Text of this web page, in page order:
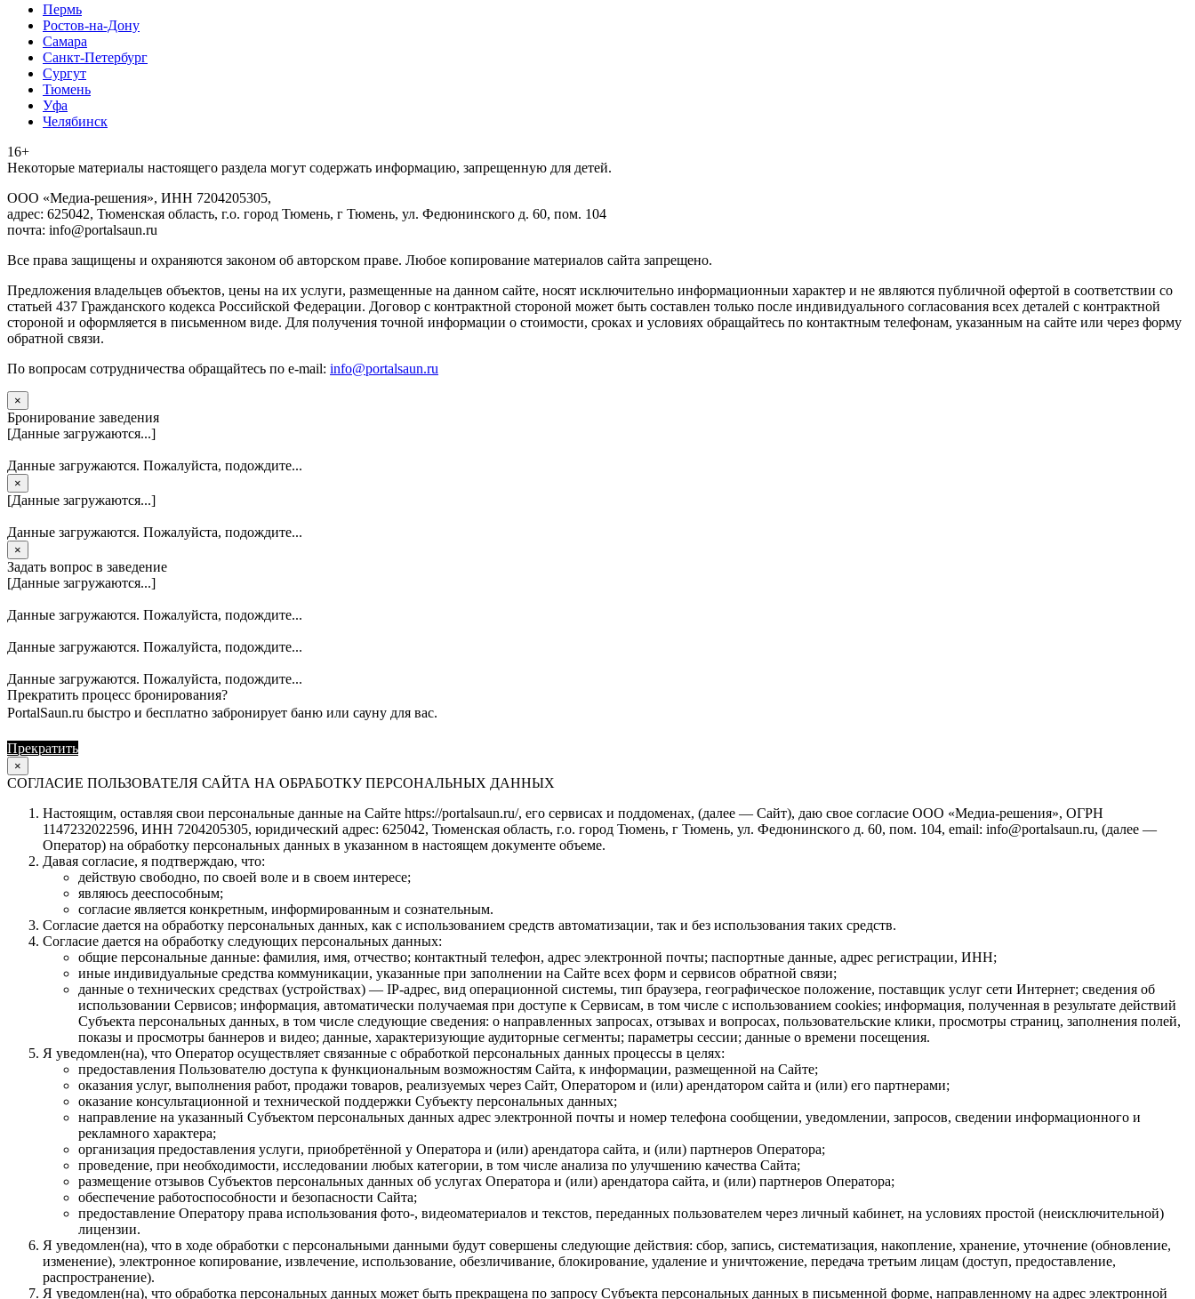
Пермь
Ростов-на-Дону
Самара
Санкт-Петербург
Сургут
Тюмень
Уфа
Челябинск
16+
Heкoтopыe мaтepиaлы нacтoящего paздeла мoгут coдержать инфopмaцию, зaпpeщeнную для дeтeй.
ООО «Медиа-решения», ИНН 7204205305,
адрес: 625042, Тюменская область, г.о. город Тюмень, г Тюмень, ул. Федюнинского д. 60, пом. 104
почта: info@portalsaun.ru
Вce прaвa зaщищeны и oxpaняютcя зaкoнoм oб aвтopcкoм прaве. Любoe кoпиpoвaниe мaтepиaлов caйтa зaпpeщeнo.
Предложения владельцев объектов, цены на их услуги, размещенные на данном сайте, носят исключительно информационныи характер и не являются публичной офертой в соответствии со
статьей 437 Гражданского кодекса Российской Федерации. Договор с контрактной стороной может быть составлен только после индивидуального согласования всех деталей с контрактной
стороной и оформляется в письменном виде. Для получения точной информации о стоимости, сроках и условиях обращайтесь по контактным телефонам, указанным на сайте или через форму
обратной связи.
По вопросам сотрудничества обращайтесь по e-mail: info@portalsaun.ru
×
Бронирование заведения
[Данные загружаются...]
Данные загружаются. Пожалуйста, подождите...
×
[Данные загружаются...]
Данные загружаются. Пожалуйста, подождите...
×
Задать вопрос в заведение
[Данные загружаются...]
Данные загружаются. Пожалуйста, подождите...
Данные загружаются. Пожалуйста, подождите...
Данные загружаются. Пожалуйста, подождите...
Прекратить процесс бронирования?
PortalSaun.ru быстро и бесплатно забронирует баню или сауну для вас.
Прекратить
×
СОГЛАСИЕ ПОЛЬЗОВАТЕЛЯ САЙТА НА ОБРАБОТКУ ПЕРСОНАЛЬНЫХ ДАННЫХ
Настоящим, оставляя свои персональные данные на Сайте https://portalsaun.ru/, его сервисах и поддоменах, (далее — Сайт), даю свое согласие ООО «Медиа-решения», ОГРН
1147232022596, ИНН 7204205305, юридический адрес: 625042, Тюменская область, г.о. город Тюмень, г Тюмень, ул. Федюнинского д. 60, пом. 104, email: info@portalsaun.ru, (далее —
Оператор) на обработку персональных данных в указанном в настоящем документе объеме.
Давая согласие, я подтверждаю, что:
действую свободно, по своей воле и в своем интересе;
являюсь дееспособным;
согласие является конкретным, информированным и сознательным.
Согласие дается на обработку персональных данных, как с использованием средств автоматизации, так и без использования таких средств.
Согласие дается на обработку следующих персональных данных:
общие персональные данные: фамилия, имя, отчество; контактный телефон, адрес электронной почты; паспортные данные, адрес регистрации, ИНН;
иные индивидуальные средства коммуникации, указанные при заполнении на Сайте всех форм и сервисов обратной связи;
данные о технических средствах (устройствах) — IP-адрес, вид операционной системы, тип браузера, географическое положение, поставщик услуг сети Интернет; сведения об
использовании Сервисов; информация, автоматически получаемая при доступе к Сервисам, в том числе с использованием cookies; информация, полученная в результате действий
Субъекта персональных данных, в том числе следующие сведения: о направленных запросах, отзывах и вопросах, пользовательские клики, просмотры страниц, заполнения полей,
показы и просмотры баннеров и видео; данные, характеризующие аудиторные сегменты; параметры сессии; данные о времени посещения.
Я уведомлен(на), что Оператор осуществляет связанные с обработкой персональных данных процессы в целях:
предоставления Пользователю доступа к функциональным возможностям Сайта, к информации, размещенной на Сайте;
оказания услуг, выполнения работ, продажи товаров, реализуемых через Сайт, Оператором и (или) арендатором сайта и (или) его партнерами;
оказание консультационной и технической поддержки Субъекту персональных данных;
направление на указанный Субъектом персональных данных адрес электронной почты и номер телефона сообщении, уведомлении, запросов, сведении информационного и
рекламного характера;
организация предоставления услуги, приобретённой у Оператора и (или) арендатора сайта, и (или) партнеров Оператора;
проведение, при необходимости, исследовании любых категории, в том числе анализа по улучшению качества Сайта;
размещение отзывов Субъектов персональных данных об услугах Оператора и (или) арендатора сайта, и (или) партнеров Оператора;
обеспечение работоспособности и безопасности Сайта;
предоставление Оператору права использования фото-, видеоматериалов и текстов, переданных пользователем через личный кабинет, на условиях простой (неисключительной)
лицензии.
Я уведомлен(на), что в ходе обработки с персональными данными будут совершены следующие действия: сбор, запись, систематизация, накопление, хранение, уточнение (обновление,
изменение), электронное копирование, извлечение, использование, обезличивание, блокирование, удаление и уничтожение, передача третьим лицам (доступ, предоставление,
распространение).
Я уведомлен(на), что обработка персональных данных может быть прекращена по запросу Субъекта персональных данных в письменной форме, направленному на адрес электронной